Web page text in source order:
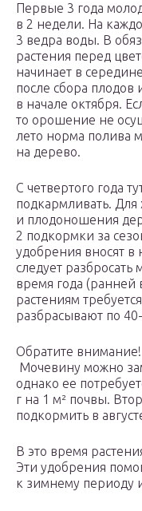
Первые 3 года
в 2 недели. На
3 ведра воды. В
растения перед
начинает в
после сбора
в начале октября.
то орошение не
лето норма полива
на дерево.
С четвертого года
подкармливать. Для
и плодоношения
2 подкормки за
удобрения вносят в
следует
время года (ранней
растениям
разбрасывают по
Обратите внимание!
Мочевину можно
однако ее
г на 1 м² почвы.
подкормить в
В это время
Эти удобрения
к зимнему периоду